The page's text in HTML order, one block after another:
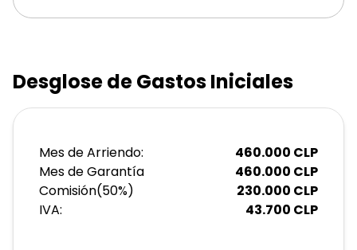
Desglose de Gastos Iniciales
Mes de Arriendo: 460.000 CLP
Mes de Garantía
460.000 CLP
Comisión(50%) 230.000 CLP
IVA:
43.700 CLP